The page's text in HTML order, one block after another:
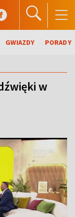
GWIAZDY PORADY
w